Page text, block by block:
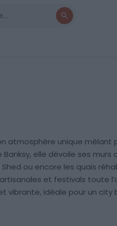
atmosphère unique
elle dévoile ses murs
ou encore les quais
et festivals toute
vibrante, idéale pour un